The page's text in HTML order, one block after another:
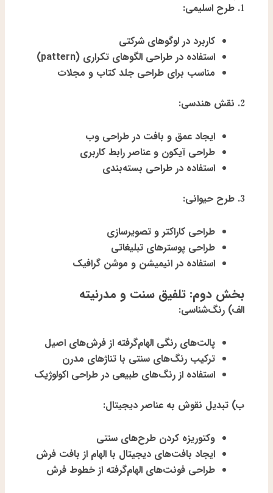
1. طرح اسلیمی:
کاربرد در لوگوهای شرکتی
استفاده در طراحی الگوهای تکراری (pattern)
مناسب برای طراحی جلد کتاب و مجلات
2. نقش هندسی:
ایجاد عمق و بافت در طراحی وب
طراحی آیکون و عناصر رابط کاربری
استفاده در طراحی بسته‌بندی
3. طرح حیوانی:
طراحی کاراکتر و تصویرسازی
طراحی پوسترهای تبلیغاتی
استفاده در انیمیشن و موشن گرافیک
بخش دوم: تلفیق سنت و مدرنیته
الف) رنگ‌شناسی:
پالت‌های رنگی الهام‌گرفته از فرش‌های اصیل
ترکیب رنگ‌های سنتی با تناژهای مدرن
استفاده از رنگ‌های طبیعی در طراحی اکولوژیک
ب) تبدیل نقوش به عناصر دیجیتال:
وکتوریزه کردن طرح‌های سنتی
ایجاد بافت‌های دیجیتال با الهام از بافت فرش
طراحی فونت‌های الهام‌گرفته از خطوط فرش